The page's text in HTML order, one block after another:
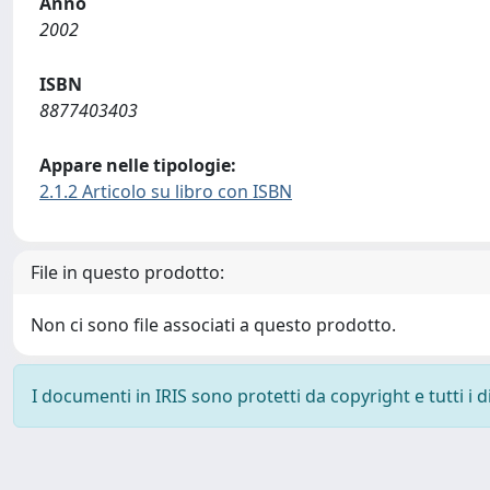
2002
ISBN
8877403403
Appare nelle tipologie:
2.1.2 Articolo su libro con ISBN
File in questo prodotto:
Non ci sono file associati a questo prodotto.
I documenti in IRIS sono protetti da copyright e tutti i